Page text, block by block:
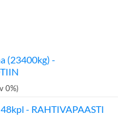
(23400kg) -
0%)
- RAHTIVAPAASTI